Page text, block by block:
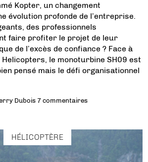
Kopter, un changement
évolution profonde de l’entreprise.
des professionnels
faire profiter le projet de leur
de l’excès de confiance ? Face à
Helicopters, le monoturbine SH09 est
pensé mais le défi organisationnel
Dubois 7 commentaires
HÉLICOPTÈRE